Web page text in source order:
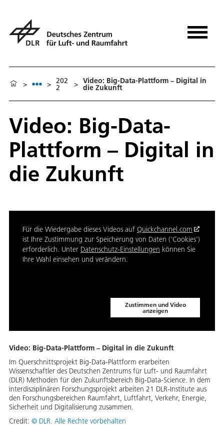
> > 202
2 > Video: Big-Data-Plattform – Digital in
die Zukunft
Video: Big-Data-
Plattform – Digital in
die Zukunft
Für die Wiedergabe dieses Videos auf Quickchannel.com
ist Ihre Zustimmung zur Speicherung von Daten ('Cookies')
erforderlich. Unter Datenschutz-Einstellungen können Sie
Ihre Wahl einsehen und verändern.
Zustimmen und Video
anzeigen
Video: Big-Data-Plattform – Digital in die Zukunft
Im Querschnittsprojekt Big-Data-Plattform erarbeiten
Wissenschaftler des Deutschen Zentrums für Luft- und Raumfahrt
(DLR) Methoden für den Zukunftsbereich Big-Data-Science. In dem
interdisziplinären Forschungsprojekt arbeiten 21 DLR-Institute aus
den Forschungsbereichen Raumfahrt, Luftfahrt, Verkehr, Energie,
Sicherheit und Digitalisierung zusammen.
Credit: © DLR. Alle Rechte vorbehalten